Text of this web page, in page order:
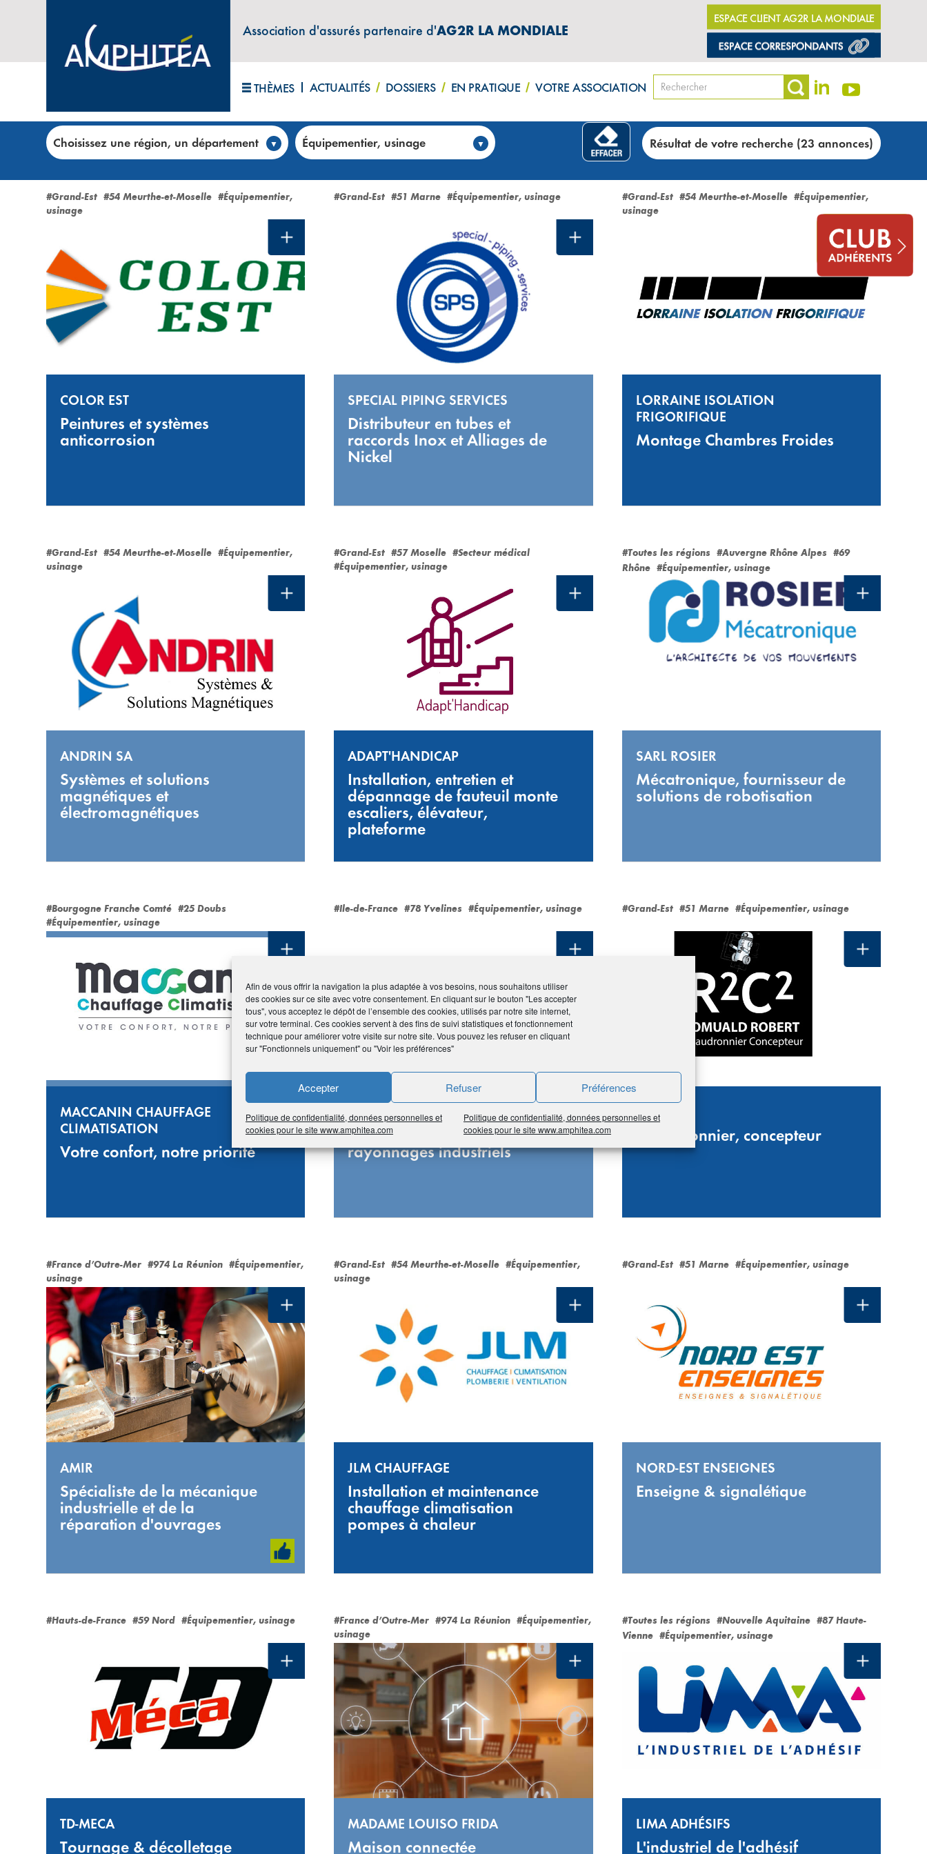
Afin de vous offrir la navigation la plus adaptée à vos besoins, nous souhaitons utiliser
des cookies sur ce site avec votre consentement. En cliquant sur le bouton "Les accepter
tous", vous acceptez le dépôt de l’ensemble des cookies, utilisés par notre site internet,
sur votre terminal. Ces cookies servent à des fins de suivi statistiques et fonctionnement
technique pour améliorer votre visite sur notre site. Vous pouvez les refuser en cliquant
sur "Fonctionnels uniquement" ou "Voir les préférences"
Accepter Refuser Préférences
Politique de confidentialité, données personnelles et
cookies pour le site www.amphitea.com
Politique de confidentialité, données personnelles et
cookies pour le site www.amphitea.com
Association d'assurés partenaire d'AG2R LA MONDIALE
ESPACE CLIENT AG2R LA MONDIALE
THÈMES ACTUALITÉS DOSSIERS EN PRATIQUE VOTRE ASSOCIATION
Choisissez une région, un département Équipementier, usinage Résultat de votre recherche (23 annonces)
Accueil>Club annonces>Toutes les annonces
Équipementier, usinage (23 annonces)
#Grand-Est #54 Meurthe-et-Moselle #Équipementier,
usinage
COLOR EST
Peintures et systèmes
anticorrosion
#Grand-Est #51 Marne #Équipementier, usinage
SPECIAL PIPING SERVICES
Distributeur en tubes et
raccords Inox et Alliages de
Nickel
#Grand-Est #54 Meurthe-et-Moselle #Équipementier,
usinage
LORRAINE ISOLATION
FRIGORIFIQUE
Montage Chambres Froides
#Grand-Est #54 Meurthe-et-Moselle #Équipementier,
usinage
ANDRIN SA
Systèmes et solutions
magnétiques et
électromagnétiques
#Grand-Est #57 Moselle #Secteur médical
#Équipementier, usinage
ADAPT'HANDICAP
Installation, entretien et
dépannage de fauteuil monte
escaliers, élévateur,
plateforme
#Toutes les régions #Auvergne Rhône Alpes #69
Rhône #Équipementier, usinage
SARL ROSIER
Mécatronique, fournisseur de
solutions de robotisation
#Bourgogne Franche Comté #25 Doubs
#Équipementier, usinage
MACCANIN CHAUFFAGE
CLIMATISATION
Votre confort, notre priorité
#Ile-de-France #78 Yvelines #Équipementier, usinage
ALPRAM SOLUTIONS
Plateformes mezzanines et
rayonnages industriels
#Grand-Est #51 Marne #Équipementier, usinage
R2C2
Chaudronnier, concepteur
#France d’Outre-Mer #974 La Réunion #Équipementier,
usinage
AMIR
Spécialiste de la mécanique
industrielle et de la
réparation d'ouvrages
#Grand-Est #54 Meurthe-et-Moselle #Équipementier,
usinage
JLM CHAUFFAGE
Installation et maintenance
chauffage climatisation
pompes à chaleur
#Grand-Est #51 Marne #Équipementier, usinage
NORD-EST ENSEIGNES
Enseigne & signalétique
#Hauts-de-France #59 Nord #Équipementier, usinage
TD-MECA
Tournage & décolletage
#France d’Outre-Mer #974 La Réunion #Équipementier,
usinage
MADAME LOUISO FRIDA
Maison connectée
#Toutes les régions #Nouvelle Aquitaine #87 Haute-
Vienne #Équipementier, usinage
LIMA ADHÉSIFS
L'industriel de l'adhésif